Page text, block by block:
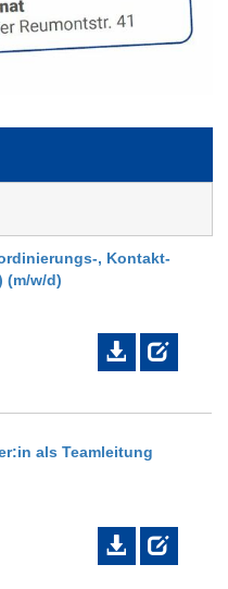
, Kontakt-
(m/w/d)
als Teamleitung